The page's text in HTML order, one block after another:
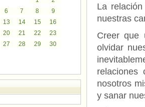
La
nuestras
Creer que
olvidar
relaciones
nosotros
y sanar
6 7 8
9
13 14 15
16
20 21 22
23
27 28 29
30